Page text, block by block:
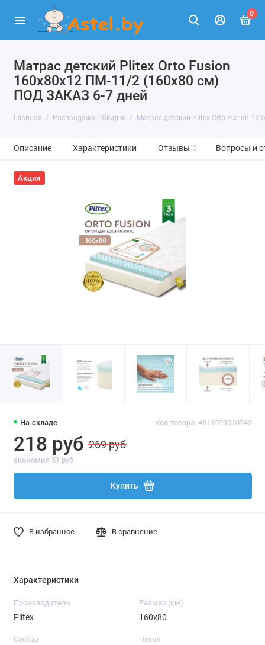
0
Матрас детский Plitex Orto Fusion
160х80х12 ПМ-11/2 (160х80 см)
ПОД ЗАКАЗ 6-7 дней
Главная Распродажа / Скидки Матрас детский Plitex Orto Fusion
Описание Характеристики Отзывы 0 Вопросы и
Акция
На складе Код товара: 4811599010242
218 руб 269 руб
экономия 51 руб
Купить
В избранное В сравнение
Характеристики
Производитель
Plitex
Размер (см)
160х80
Состав Чехол